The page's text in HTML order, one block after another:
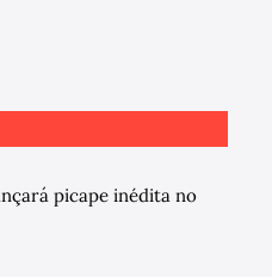
picape inédita no